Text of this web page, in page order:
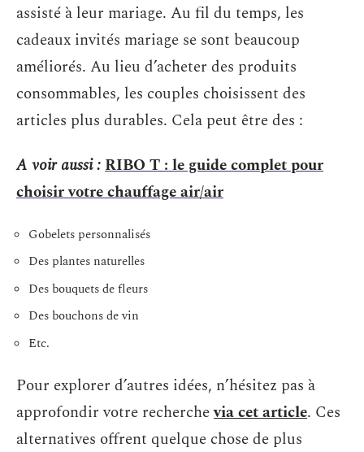
assisté à leur mariage. Au fil du temps, les
cadeaux invités mariage se sont beaucoup
améliorés. Au lieu d’acheter des produits
consommables, les couples choisissent des
articles plus durables. Cela peut être des :
A voir aussi :RIBO T : le guide complet pour
choisir votre chauffage air/air
Gobelets personnalisés
Des plantes naturelles
Des bouquets de fleurs
Des bouchons de vin
Etc.
Pour explorer d’autres idées, n’hésitez pas à
approfondir votre recherchevia cet article. Ces
alternatives offrent quelque chose de plus